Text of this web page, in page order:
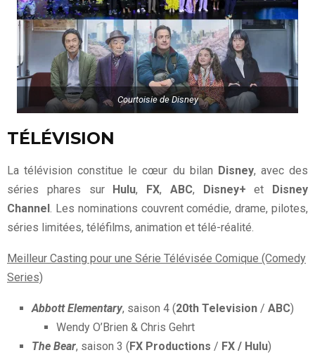
Courtoisie de Disney
TÉLÉVISION
La télévision constitue le cœur du bilan Disney, avec des
séries phares surHulu, FX, ABC, Disney+ et Disney
Channel. Les nominations couvrent comédie, drame, pilotes,
séries limitées, téléfilms, animation et télé-réalité.
Meilleur Casting pour une Série Télévisée Comique (Comedy
Series)
Abbott Elementary, saison 4 (20th Television / ABC)
Wendy O’Brien & Chris Gehrt
The Bear, saison 3 (FX Productions / FX / Hulu)